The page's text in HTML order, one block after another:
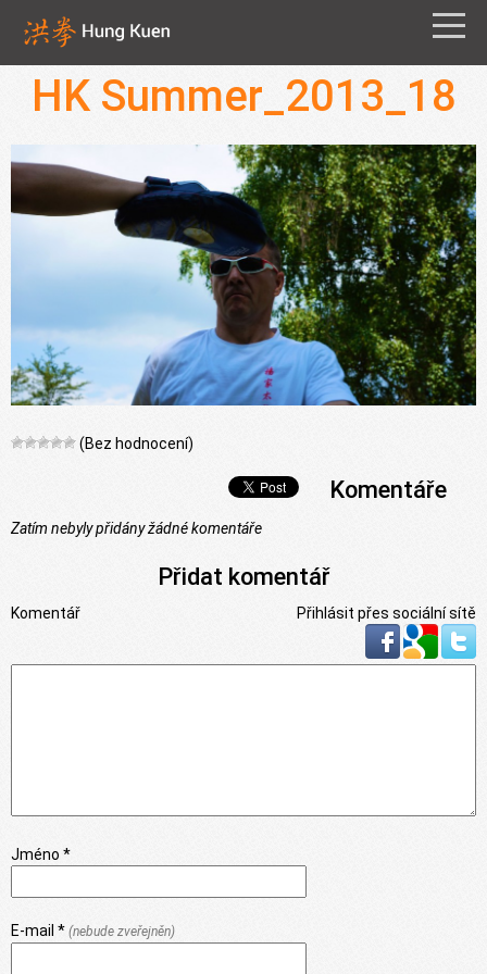
HK Summer_2013_18
(Bez hodnocení)
Komentáře
Zatím nebyly přidány žádné komentáře
Přidat komentář
Přihlásit přes sociální sítě
Komentář
Jméno *
E-mail * (nebude zveřejněn)